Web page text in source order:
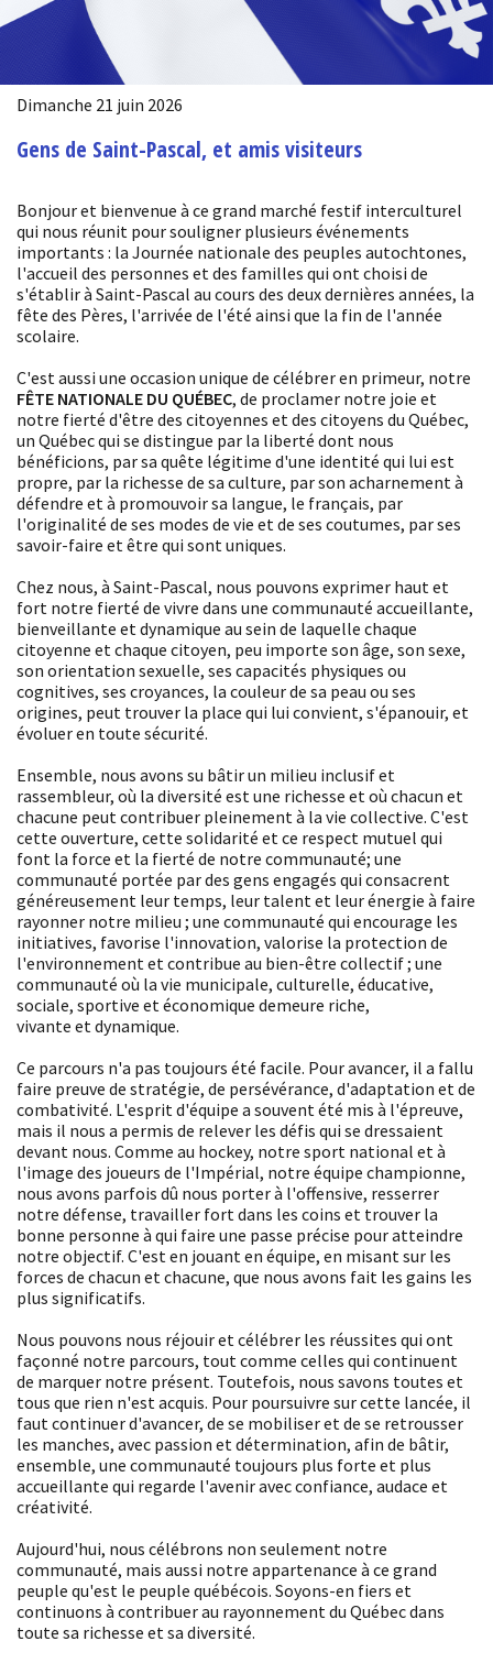
Dimanche 21 juin 2026
Gens de Saint-Pascal, et amis visiteurs
Bonjour et bienvenue à ce grand marché festif interculturel
qui nous réunit pour souligner plusieurs événements
importants : la Journée nationale des peuples autochtones,
l'accueil des personnes et des familles qui ont choisi de
s'établir à Saint-Pascal au cours des deux dernières années, la
fête des Pères, l'arrivée de l'été ainsi que la fin de l'année
scolaire.
C'est aussi une occasion unique de célébrer en primeur, notre
FÊTE NATIONALE DU QUÉBEC, de proclamer notre joie et
notre fierté d'être des citoyennes et des citoyens du Québec,
un Québec qui se distingue par la liberté dont nous
bénéficions, par sa quête légitime d'une identité qui lui est
propre, par la richesse de sa culture, par son acharnement à
défendre et à promouvoir sa langue, le français, par
l'originalité de ses modes de vie et de ses coutumes, par ses
savoir-faire et être qui sont uniques.
Chez nous, à Saint-Pascal, nous pouvons exprimer haut et
fort notre fierté de vivre dans une communauté accueillante,
bienveillante et dynamique au sein de laquelle chaque
citoyenne et chaque citoyen, peu importe son âge, son sexe,
son orientation sexuelle, ses capacités physiques ou
cognitives, ses croyances, la couleur de sa peau ou ses
origines, peut trouver la place qui lui convient, s'épanouir, et
évoluer en toute sécurité.
Ensemble, nous avons su bâtir un milieu inclusif et
rassembleur, où la diversité est une richesse et où chacun et
chacune peut contribuer pleinement à la vie collective. C'est
cette ouverture, cette solidarité et ce respect mutuel qui
font la force et la fierté de notre communauté; une
communauté portée par des gens engagés qui consacrent
généreusement leur temps, leur talent et leur énergie à faire
rayonner notre milieu ; une communauté qui encourage les
initiatives, favorise l'innovation, valorise la protection de
l'environnement et contribue au bien-être collectif ; une
communauté où la vie municipale, culturelle, éducative,
sociale, sportive et économique demeure riche,
vivante et dynamique.
Ce parcours n'a pas toujours été facile. Pour avancer, il a fallu
faire preuve de stratégie, de persévérance, d'adaptation et de
combativité. L'esprit d'équipe a souvent été mis à l'épreuve,
mais il nous a permis de relever les défis qui se dressaient
devant nous. Comme au hockey, notre sport national et à
l'image des joueurs de l'Impérial, notre équipe championne,
nous avons parfois dû nous porter à l'offensive, resserrer
notre défense, travailler fort dans les coins et trouver la
bonne personne à qui faire une passe précise pour atteindre
notre objectif. C'est en jouant en équipe, en misant sur les
forces de chacun et chacune, que nous avons fait les gains les
plus significatifs.
Nous pouvons nous réjouir et célébrer les réussites qui ont
façonné notre parcours, tout comme celles qui continuent
de marquer notre présent. Toutefois, nous savons toutes et
tous que rien n'est acquis. Pour poursuivre sur cette lancée, il
faut continuer d'avancer, de se mobiliser et de se retrousser
les manches, avec passion et détermination, afin de bâtir,
ensemble, une communauté toujours plus forte et plus
accueillante qui regarde l'avenir avec confiance, audace et
créativité.
Aujourd'hui, nous célébrons non seulement notre
communauté, mais aussi notre appartenance à ce grand
peuple qu'est le peuple québécois. Soyons-en fiers et
continuons à contribuer au rayonnement du Québec dans
toute sa richesse et sa diversité.